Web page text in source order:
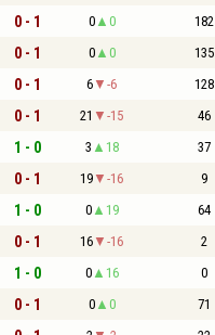
0 - 1 0 0 182
0 - 1 0 0 135
0 - 1 6 -6 128
0 - 1 21 -15 46
1 - 0 3 18 37
0 - 1 19 -16 9
1 - 0 0 19 64
0 - 1 16 -16 2
1 - 0 0 16 0
0 - 1 0 0 71